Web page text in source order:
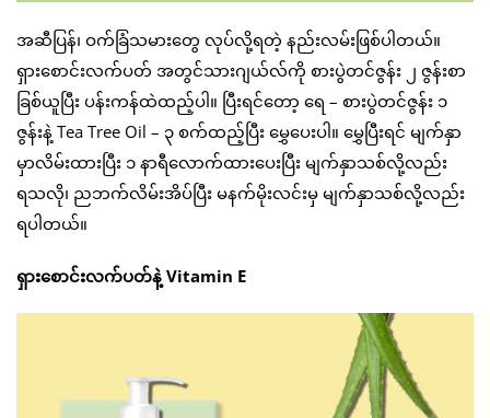
အဆီပြန်၊ ဝက်ခြံသမားတွေ လုပ်လို့ရတဲ့ နည်းလမ်းဖြစ်ပါတယ်။
ရှားစောင်းလက်ပတ် အတွင်သားဂျယ်လ်ကို စားပွဲတင်ဇွန်း ၂ ဇွန်းစာ
ခြစ်ယူပြီး ပန်းကန်ထဲထည့်ပါ။ ပြီးရင်တော့ ရေ – စားပွဲတင်ဇွန်း ၁
ဇွန်းနဲ့ Tea Tree Oil – ၃ စက်ထည့်ပြီး မွှေပေးပါ။ မွှေပြီးရင် မျက်နှာ
မှာလိမ်းထားပြီး ၁ နာရီလောက်ထားပေးပြီး မျက်နှာသစ်လို့လည်း
ရသလို၊ ညဘက်လိမ်းအိပ်ပြီး မနက်မိုးလင်းမှ မျက်နှာသစ်လို့လည်း
ရပါတယ်။
ရှားစောင်းလက်ပတ်နဲ့ Vitamin E